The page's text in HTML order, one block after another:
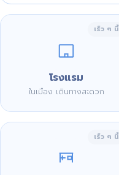
เร็ว ๆ นี้
โรงแรม
ในเมือง เดินทางสะดวก
เร็ว ๆ นี้